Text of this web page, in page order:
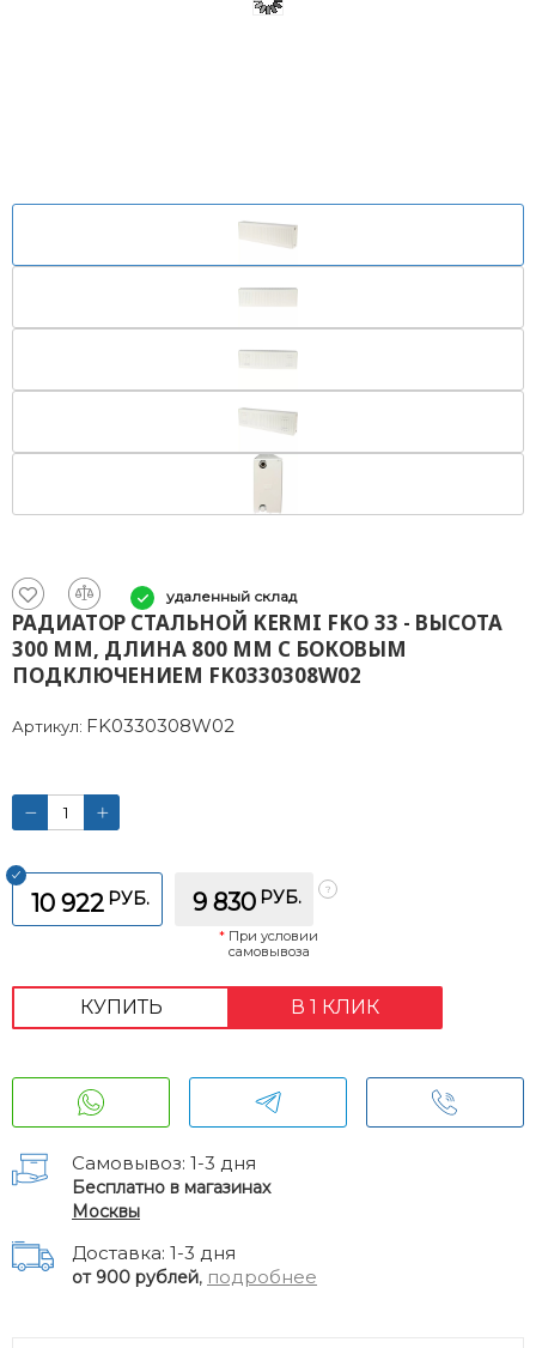
удаленный склад
РАДИАТОР СТАЛЬНОЙ KERMI FKO 33 - ВЫСОТА
300 ММ, ДЛИНА 800 ММ С БОКОВЫМ
ПОДКЛЮЧЕНИЕМ FK0330308W02
Артикул: FK0330308W02
10 922 РУБ. 9 830 РУБ.
* При условии
самовывоза
КУПИТЬ В 1 КЛИК
Самовывоз: 1-3 дня
Бесплатно в магазинах
Москвы
Доставка: 1-3 дня
от 900 рублей, подробнее